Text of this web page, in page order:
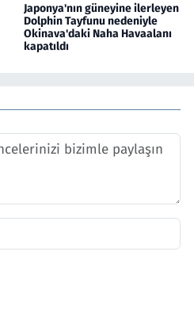
Japonya'nın güneyine ilerleyen
Dolphin Tayfunu nedeniyle
Okinava'daki Naha Havaalanı
kapatıldı